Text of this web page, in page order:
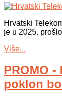
Hrvatski
je u 2025.
Više...
PROMO
poklon